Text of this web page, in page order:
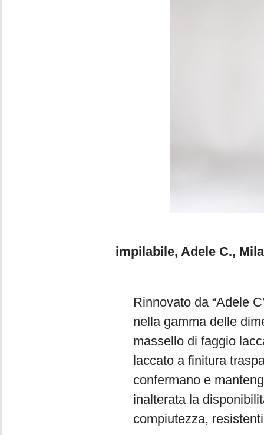
impilabile, Adele C.,
Rinnovato da “Adele
nella gamma delle
massello di faggio
laccato a finitura
confermano e
inalterata la
compiutezza,